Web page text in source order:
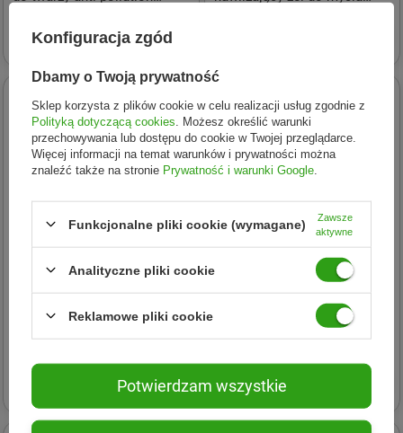
53,25 zł
Mokosh − Drzewo
sandałowe z bursztynem,
masło do ciała − 120 ml
Mokosh − Olej arganowy BIO
− 12 ml
24,93 zł
Konfiguracja zgód
Dbamy o Twoją prywatność
Sklep korzysta z plików cookie w celu realizacji usług zgodnie z
Polityką dotyczącą cookies . Możesz określić warunki
przechowywania lub dostępu do cookie w Twojej przeglądarce.
Więcej informacji na temat warunków i prywatności można
znaleźć także na stronie Prywatność i warunki Google
Funkcjonalne pliki cookie (wymagane)
Zawsze
aktywne
Analityczne pliki cookie
Reklamowe pliki cookie
Potwierdzam wszystkie